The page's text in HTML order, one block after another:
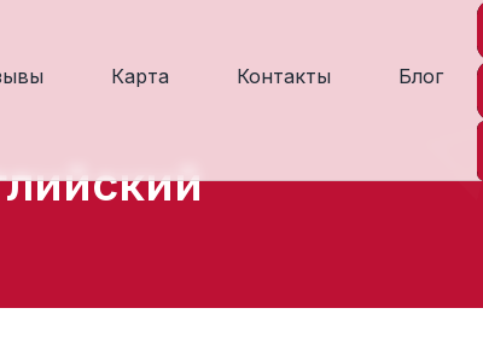
Карта Контакты Блог